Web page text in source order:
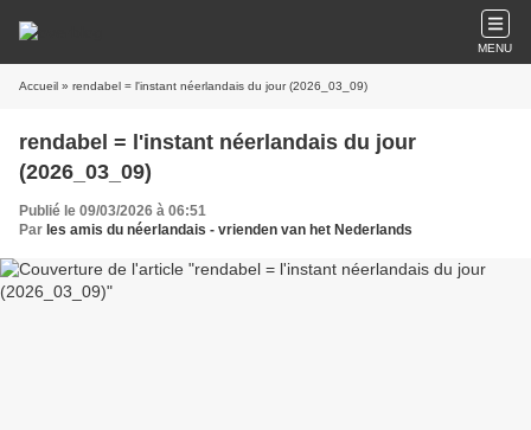
MENU
Accueil » rendabel = l'instant néerlandais du jour (2026_03_09)
rendabel = l'instant néerlandais du jour
(2026_03_09)
Publié le 09/03/2026 à 06:51
Par les amis du néerlandais - vrienden van het Nederlands